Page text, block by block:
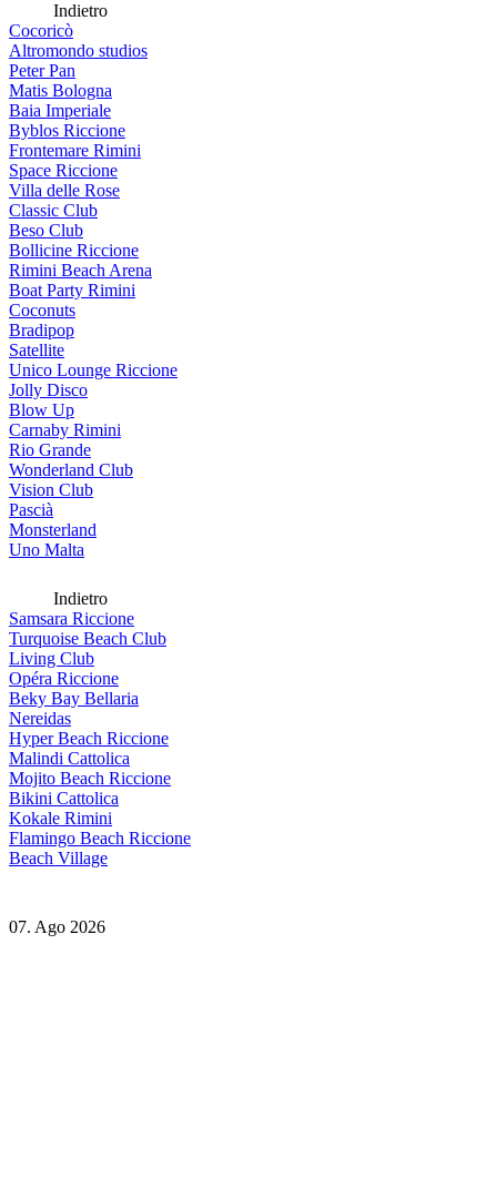
Indietro
Cocoricò
Altromondo studios
Peter Pan
Matis Bologna
Baia Imperiale
Byblos Riccione
Frontemare Rimini
Space Riccione
Villa delle Rose
Classic Club
Beso Club
Bollicine Riccione
Rimini Beach Arena
Boat Party Rimini
Coconuts
Bradipop
Satellite
Unico Lounge Riccione
Jolly Disco
Blow Up
Carnaby Rimini
Rio Grande
Wonderland Club
Vision Club
Pascià
Monsterland
Uno Malta
Indietro
Samsara Riccione
Turquoise Beach Club
Living Club
Opéra Riccione
Beky Bay Bellaria
Nereidas
Hyper Beach Riccione
Malindi Cattolica
Mojito Beach Riccione
Bikini Cattolica
Kokale Rimini
Flamingo Beach Riccione
Beach Village
07. Ago 2026